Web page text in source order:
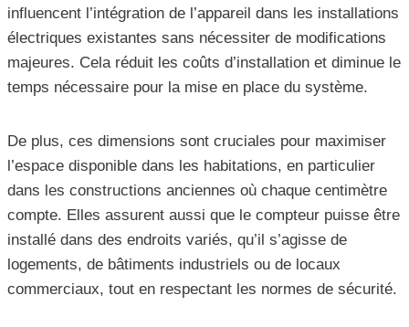
influencent l’intégration de l’appareil dans les installations
électriques existantes sans nécessiter de modifications
majeures. Cela réduit les coûts d’installation et diminue le
temps nécessaire pour la mise en place du système.
De plus, ces dimensions sont cruciales pour maximiser
l’espace disponible dans les habitations, en particulier
dans les constructions anciennes où chaque centimètre
compte. Elles assurent aussi que le compteur puisse être
installé dans des endroits variés, qu’il s’agisse de
logements, de bâtiments industriels ou de locaux
commerciaux, tout en respectant les normes de sécurité.